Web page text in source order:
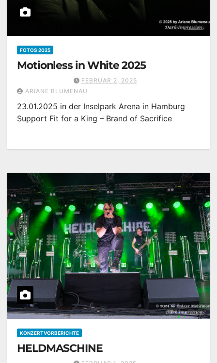
FOTOS 2025
Motionless in White 2025
FEBRUAR 2, 2025
ARIANE BLUMENAU
23.01.2025 in der Inselpark Arena in Hamburg
Support Fit for a King – Brand of Sacrifice
KONZERTVORBERICHTE
HELDMASCHINE